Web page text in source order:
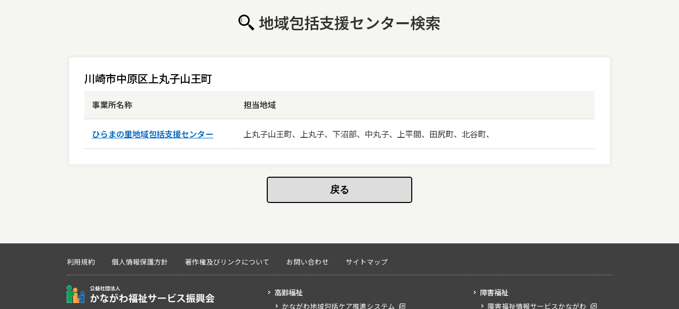
地域包括支援センター検索
川崎市中原区上丸子山王町
事業所名称 担当地域
ひらまの里地域包括支援センター 上丸子山王町、上丸子、下沼部、中丸子、上平間、田尻町、北谷町、
利用規約 個人情報保護方針 著作権及びリンクについて お問い合わせ サイトマップ
高齢福祉
かながわ地域包括ケア推進システム
障害福祉
障害福祉情報サービスかながわ